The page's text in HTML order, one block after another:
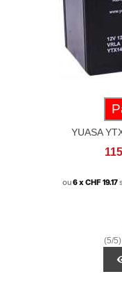
YUASA
MM X 86
ou6 x CHF 19.17
(5/